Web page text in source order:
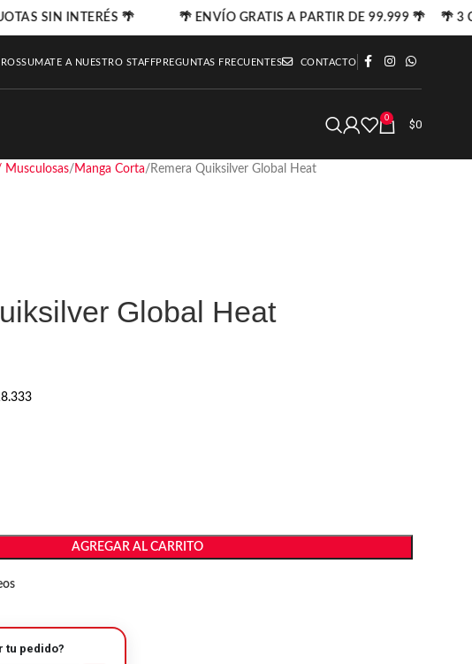
SUMATE A NUESTRO STAFFPREGUNTAS FRECUENTES CONTACTO
0 $0
Musculosas Manga Corta Remera Quiksilver Global Heat
Global Heat
AGREGAR AL CARRITO
tu pedido?
SIN INTERÉS 🌴 🌴 ENVÍO GRATIS A PARTIR DE 99.999 🌴 🌴 3